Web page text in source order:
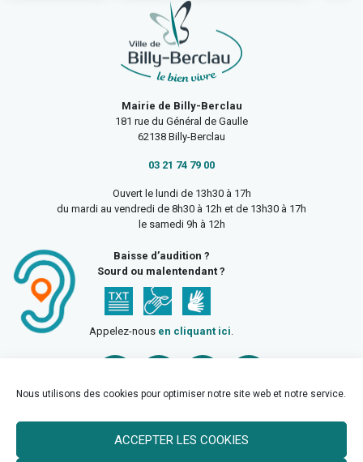
Nous utilisons des cookies pour optimiser notre site web et notre service.
ACCEPTER LES COOKIES
Mairie de Billy-Berclau
181 rue du Général de Gaulle
62138 Billy-Berclau
03 21 74 79 00
Ouvert le lundi de 13h30 à 17h
du mardi au vendredi de 8h30 à 12h et de 13h30 à 17h
le samedi 9h à 12h
Baisse d’audition ?
Sourd ou malentendant ?
Appelez-nous en cliquant ici.